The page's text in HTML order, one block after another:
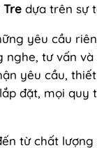
Tre dựa trên sự
yêu cầu
nghe, tư vấn
yêu cầu,
đặt, mọi
từ chất